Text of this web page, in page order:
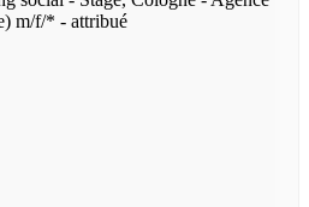
x CM